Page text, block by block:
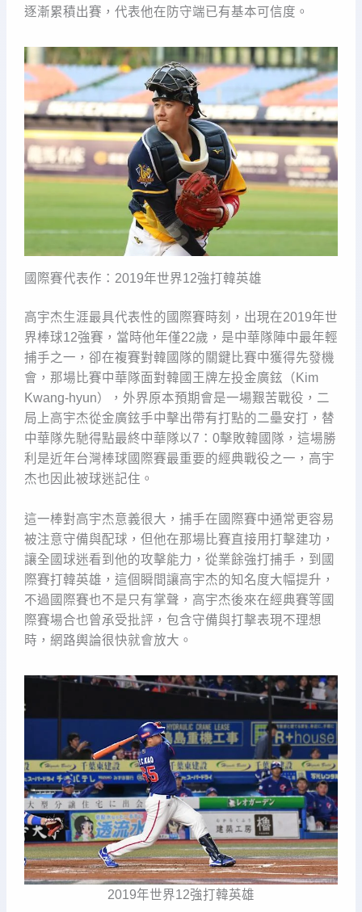
逐漸累積出賽，代表他在防守端已有基本可信度。
國際賽代表作：2019年世界12強打韓英雄
高宇杰生涯最具代表性的國際賽時刻，出現在2019年世
界棒球12強賽，當時他年僅22歲，是中華隊陣中最年輕
捕手之一，卻在複賽對韓國隊的關鍵比賽中獲得先發機
會，那場比賽中華隊面對韓國王牌左投金廣鉉（Kim
Kwang-hyun），外界原本預期會是一場艱苦戰役，二
局上高宇杰從金廣鉉手中擊出帶有打點的二壘安打，替
中華隊先馳得點最終中華隊以7：0擊敗韓國隊，這場勝
利是近年台灣棒球國際賽最重要的經典戰役之一，高宇
杰也因此被球迷記住。
這一棒對高宇杰意義很大，捕手在國際賽中通常更容易
被注意守備與配球，但他在那場比賽直接用打擊建功，
讓全國球迷看到他的攻擊能力，從業餘強打捕手，到國
際賽打韓英雄，這個瞬間讓高宇杰的知名度大幅提升，
不過國際賽也不是只有掌聲，高宇杰後來在經典賽等國
際賽場合也曾承受批評，包含守備與打擊表現不理想
時，網路輿論很快就會放大。
2019年世界12強打韓英雄